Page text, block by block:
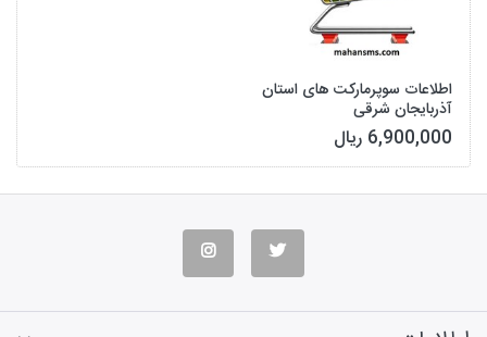
اطلاعات سوپرمارکت های استان
آذربایجان شرقی
6,900,000 ریال